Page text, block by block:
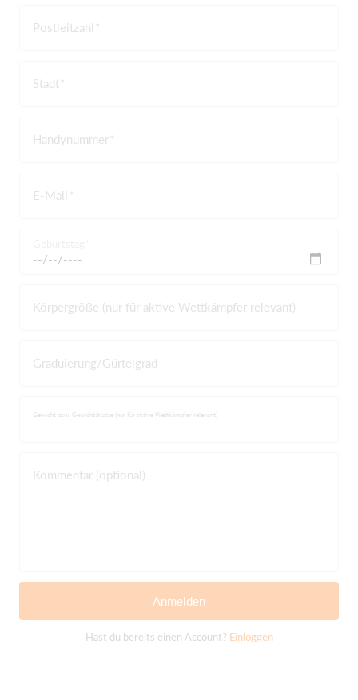
Postleitzahl
Stadt
Handynummer
E-Mail
Körpergröße (nur für aktive Wettkämpfer relevant)
Graduierung/Gürtelgrad
Gewicht bzw. Gewichtsklasse (nur für aktive Wettkämpfer relevant)
Kommentar (optional)
Anmelden
Hast du bereits einen Account? Einloggen